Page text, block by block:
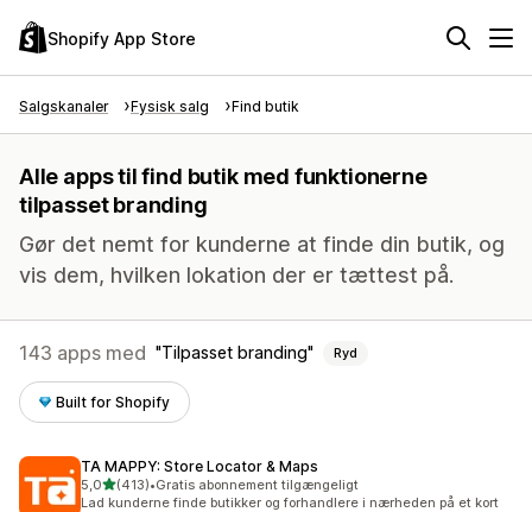
Shopify App Store
Salgskanaler Fysisk salg Find butik
Alle apps til find butik med funktionerne
tilpasset branding
Gør det nemt for kunderne at finde din butik, og
vis dem, hvilken lokation der er tættest på.
143 apps med Tilpasset branding Ryd
Built for Shopify
TA MAPPY: Store Locator & Maps
5,0ud af 5 stjerner
(413)
413 anmeldelser i alt
•Gratis abonnement tilgængeligt
Lad kunderne finde butikker og forhandlere i nærheden på et kort